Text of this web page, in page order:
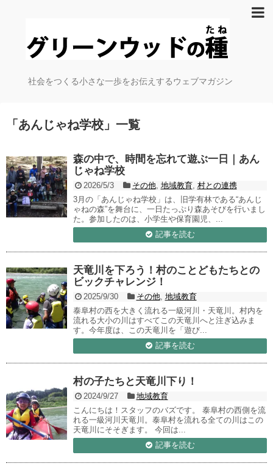
社会をつくる小さな一歩をお伝えするウェブマガジン
「 あんじゃね学校 」 一覧
森の中で、時間を忘れて遊ぶ一日｜あん
じゃね学校
2026/5/3 その他, 地域教育, 村との連携
3月の「あんじゃね学校」は、旧学有林である“あんじ
ゃねの森”を舞台に、一日たっぷり森あそびを行いまし
た。参加したのは、小学生や保育園児、...
記事を読む
天竜川を下ろう！村のことどもたちとの
ビックチャレンジ！
2025/9/30 その他, 地域教育
泰阜村の西を大きく流れる一級河川・天竜川。村内を
流れる大小の川はすべてこの天竜川へと注ぎ込みま
す。今年度は、この天竜川を「遊び...
記事を読む
村の子たちと天竜川下り！
2024/9/27
地域教育
こんにちは！スタッフのバズです。 泰阜村の西側を流
れる一級河川天竜川。泰阜村を流れる全ての川はこの
天竜川にそそぎます。 今回は...
記事を読む